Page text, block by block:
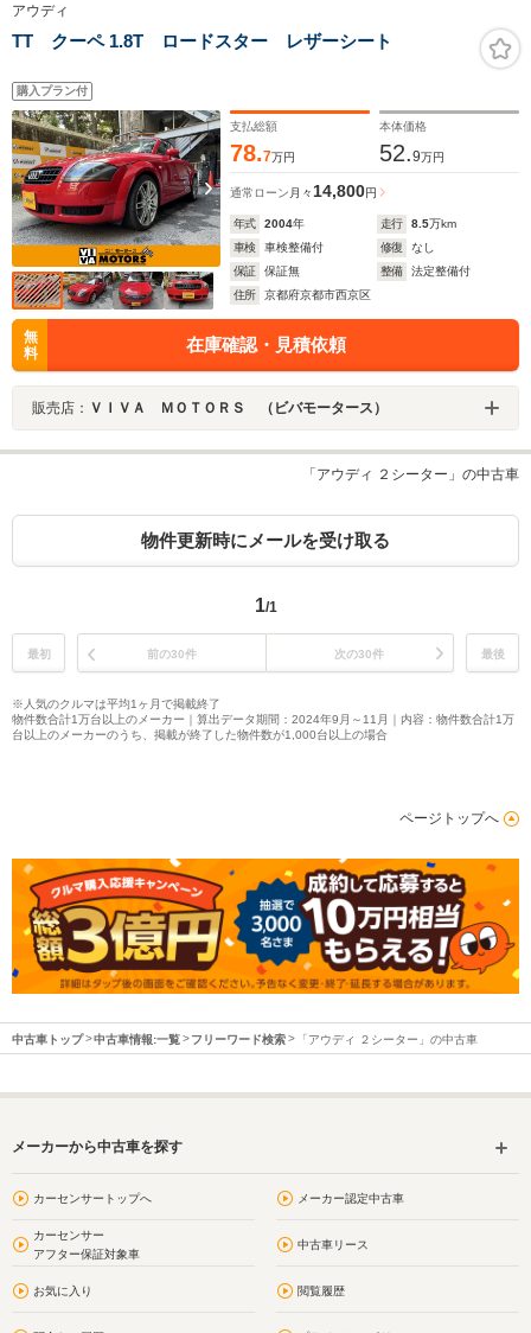
ジェントセーフ シー
トヒーター 純正18
ンク LEDライト AI
音声認識ナビ 後退ア
シスト G20
イオーディオ プリク
間違い防止装
タルインナー
両側自動ドア/
アウディ
TT クーペ 1.8T ロードスター レザーシート
購入プラン付
支払総額
78.7万円
本体価格
52.9万円
通常ローン 月々 14,800円
年式 2004年 走行 8.5万km
車検
車検整備付 修復
なし
保証
保証無 整備
法定整備付
住所
京都府京都市西京区
無
料
在庫確認・見積依頼
販売店： ＶＩＶＡ ＭＯＴＯＲＳ （ビバモータース）
「アウディ ２シーター」の中古車
物件更新時にメールを受け取る
1/1
最初 前の30件 次の30件 最後
※人気のクルマは平均1ヶ月で掲載終了
物件数合計1万台以上のメーカー｜算出データ期間：2024年9月～11月｜内容：物件数合計1万
台以上のメーカーのうち、掲載が終了した物件数が1,000台以上の場合
ページトップへ
中古車トップ 中古車情報:一覧 フリーワード検索 「アウディ ２シーター」の中古車
メーカーから中古車を探す
カーセンサートップへ メーカー認定中古車
カーセンサー
アフター保証対象車
中古車リース
お気に入り 閲覧履歴